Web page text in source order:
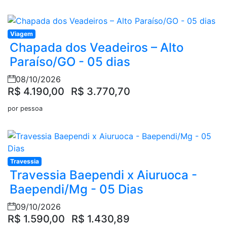
Viagem
Chapada dos Veadeiros – Alto
Paraíso/GO - 05 dias
08/10/2026
R$ 4.190,00 R$ 3.770,70
por pessoa
Travessia
Travessia Baependi x Aiuruoca -
Baependi/Mg - 05 Dias
09/10/2026
R$ 1.590,00 R$ 1.430,89